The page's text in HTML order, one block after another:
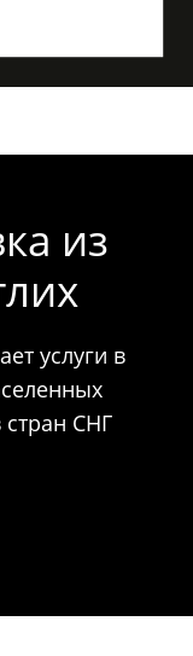
из
услуги в
стран СНГ